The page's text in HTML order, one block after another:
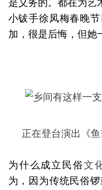
是义务的。都在为艺
小钹手徐凤梅春晚
加，很是后悔，但她
正在登台演出《
为什么成立民俗文
为，因为传统民俗